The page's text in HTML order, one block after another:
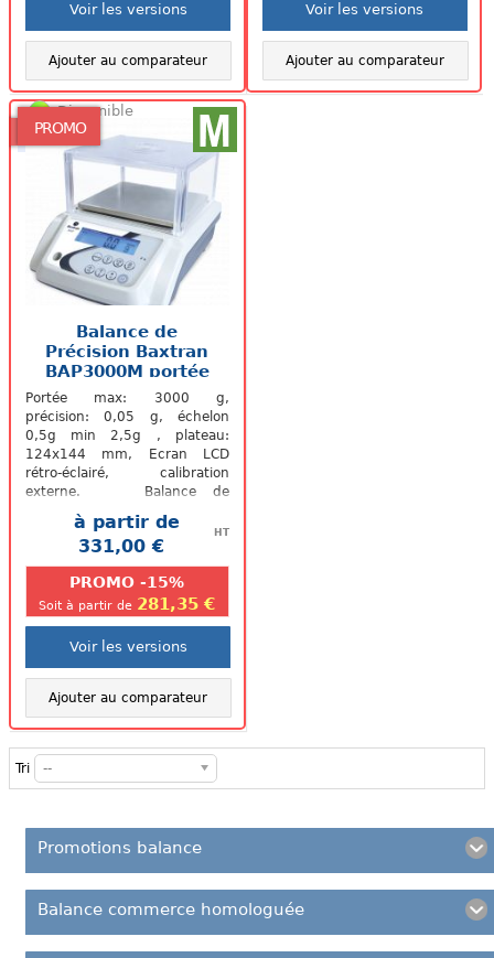
Voir les versions
Ajouter au comparateur
Voir les versions
Ajouter au comparateur
PROMO
Disponible
Balance de
Précision Baxtran
BAP3000M portée
3kg...
Portée max: 3000 g,
précision: 0,05 g, échelon
0,5g min 2,5g , plateau:
124x144 mm, Ecran LCD
rétro-éclairé, calibration
externe. Balance de
précision BAP de Baxtran
homologuée : Batterie...
à partir de
331,00 €
HT
PROMO -15%
Soit à partir de 281,35 €
Voir les versions
Ajouter au comparateur
Tri --
Promotions balance
Balance commerce homologuée